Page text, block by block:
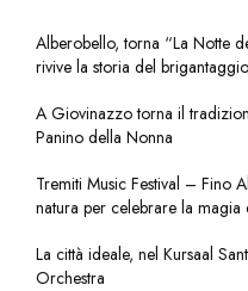
Alberobello, torna “La Notte
rivive la storia del brigantaggio
A Giovinazzo torna il
Panino della Nonna
Tremiti Music Festival – Fino
natura per celebrare la magia
La città ideale, nel Kursaal
Orchestra